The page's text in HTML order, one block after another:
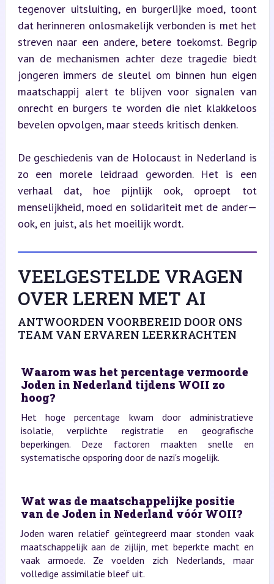
tegenover uitsluiting, en burgerlijke moed, toont
dat herinneren onlosmakelijk verbonden is met het
streven naar een andere, betere toekomst. Begrip
van de mechanismen achter deze tragedie biedt
jongeren immers de sleutel om binnen hun eigen
maatschappij alert te blijven voor signalen van
onrecht en burgers te worden die niet klakkeloos
bevelen opvolgen, maar steeds kritisch denken.
De geschiedenis van de Holocaust in Nederland is
zo een morele leidraad geworden. Het is een
verhaal dat, hoe pijnlijk ook, oproept tot
menselijkheid, moed en solidariteit met de ander—
ook, en juist, als het moeilijk wordt.
VEELGESTELDE VRAGEN
OVER LEREN MET AI
ANTWOORDEN VOORBEREID DOOR ONS
TEAM VAN ERVAREN LEERKRACHTEN
Waarom was het percentage vermoorde
Joden in Nederland tijdens WOII zo
hoog?
Het hoge percentage kwam door administratieve
isolatie, verplichte registratie en geografische
beperkingen. Deze factoren maakten snelle en
systematische opsporing door de nazi's mogelijk.
Wat was de maatschappelijke positie
van de Joden in Nederland vóór WOII?
Joden waren relatief geïntegreerd maar stonden vaak
maatschappelijk aan de zijlijn, met beperkte macht en
vaak armoede. Ze voelden zich Nederlands, maar
volledige assimilatie bleef uit.